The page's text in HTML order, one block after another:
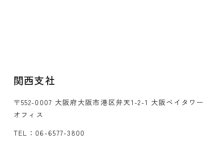
関西支社
〒552-0007 大阪府大阪市港区弁天1-2-1 大阪ベイタワー
オフィス
TEL： 06-6577-3800